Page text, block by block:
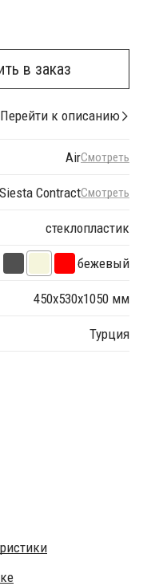
в заказ
Перейти к описанию
AirСмотреть
Siesta ContractСмотреть
стеклопластик
бежевый
450х530х1050 мм
Турция